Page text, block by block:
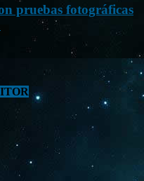
pruebas fotográficas